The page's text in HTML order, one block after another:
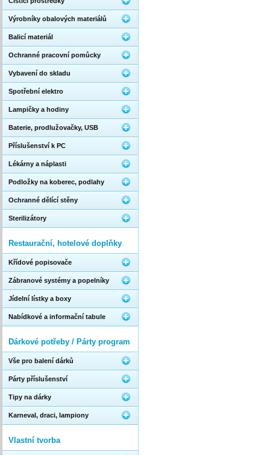
Výrobníky obalových materiálů
Balicí materiál
Ochranné pracovní pomůcky
Vybavení do skladu
Spotřební elektro
Lampičky a hodiny
Baterie, prodlužovačky, USB
Příslušenství k PC
Lékárny a náplasti
Podložky na koberec, podlahy
Ochranné dělící stěny
Sterilizátory
Restaurační, hotelové doplňky
Křídové popisovače
Zábranové systémy a popelníky
Jídelní lístky a boxy
Nabídkové a informační tabule
Dárkové potřeby / Párty program
Vše pro balení dárků
Párty příslušenství
Tipy na dárky
Karneval, draci, lampiony
Vlastní tvorba